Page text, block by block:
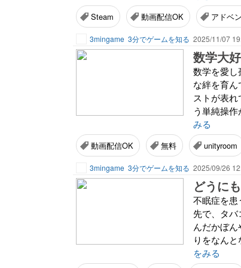
Steam 動画配信OK アドベ
3mingame 3分でゲームを知る 2025/11/07
数学を愛し
な絆を育
ストが表
う単純操
みる
動画配信OK 無料 unityroom
3mingame 3分でゲームを知る 2025/09/26
どうに
不眠症を患
先で、タ
んだかぼ
りをなん
をみる